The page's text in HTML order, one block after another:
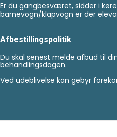
Er du gangbesværet, sidder i
barnevogn/klapvogn er der
Afbestillingspolitik
Du skal senest melde afbud til
behandlingsdagen.
Ved udeblivelse kan gebyr